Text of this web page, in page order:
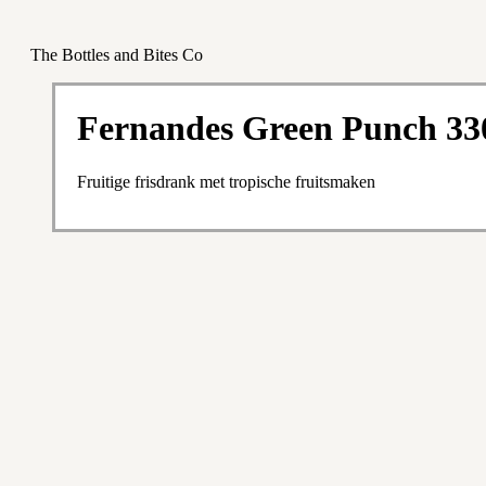
The Bottles and Bites Co
Fernandes Green Punch
Fruitige frisdrank met tropische fruitsmaken